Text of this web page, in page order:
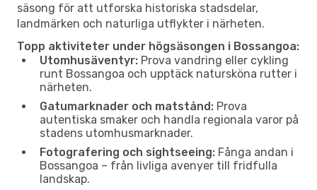
säsong för att utforska historiska stadsdelar,
landmärken och naturliga utflykter i närheten.
Topp aktiviteter under högsäsongen i Bossangoa:
Utomhusäventyr: Prova vandring eller cykling
runt Bossangoa och upptäck natursköna rutter i
närheten.
Gatumarknader och matstånd: Prova
autentiska smaker och handla regionala varor på
stadens utomhusmarknader.
Fotografering och sightseeing: Fånga andan i
Bossangoa – från livliga avenyer till fridfulla
landskap.